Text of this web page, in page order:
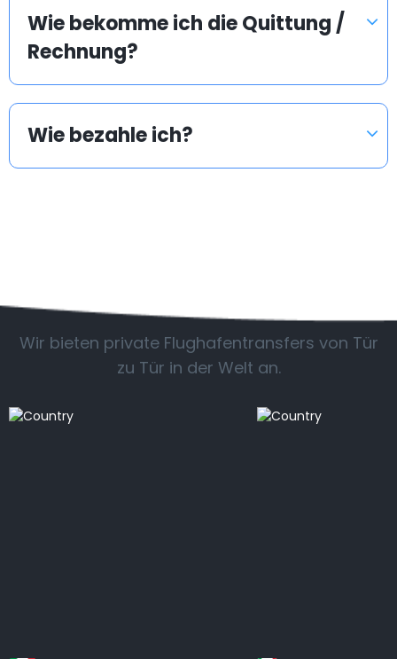
Wie bekomme ich die Quittung /
Rechnung?
Wie bezahle ich?
Wir bieten private Flughafentransfers von Tür
zu Tür in der Welt an.